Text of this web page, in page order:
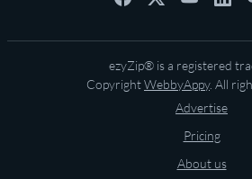
ezyZip® is a registered
CopyrightWebbyAppy. All
Advertise
Pricing
About us